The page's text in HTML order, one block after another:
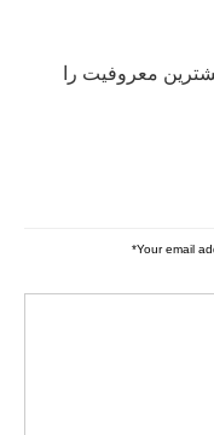
معروفیت را
Your email
*